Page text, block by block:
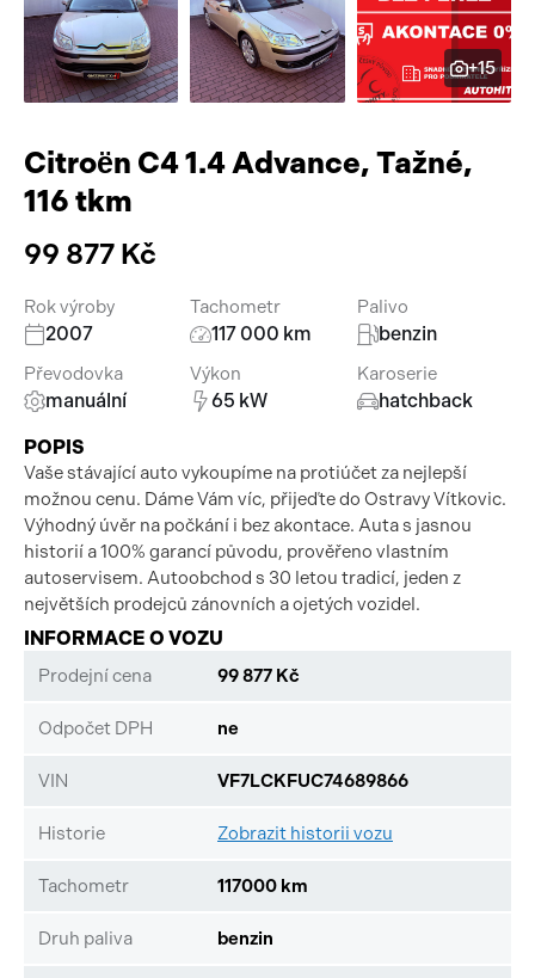
Pracovní stroje
Náhradní díly
Příslušenství
Auto a život
Videa
+15
Citroën C4 1.4 Advance, Tažné,
116 tkm
99 877 Kč
Rok výroby
2007
Tachometr
117 000 km
Palivo
benzin
Převodovka
manuální
Výkon
65 kW
Karoserie
hatchback
POPIS
Vaše stávající auto vykoupíme na protiúčet za nejlepší
možnou cenu. Dáme Vám víc, přijeďte do Ostravy Vítkovic.
Výhodný úvěr na počkání i bez akontace. Auta s jasnou
historií a 100% garancí původu, prověřeno vlastním
autoservisem. Autoobchod s 30 letou tradicí, jeden z
největších prodejců zánovních a ojetých vozidel.
INFORMACE O VOZU
Prodejní cena 99 877 Kč
Odpočet DPH ne
VIN VF7LCKFUC74689866
Historie Zobrazit historii vozu
Tachometr 117000 km
Druh paliva benzin